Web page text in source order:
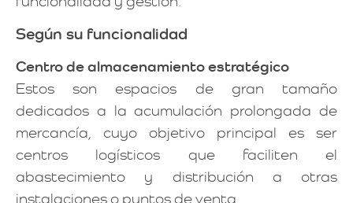
Según su funcionalidad
Centro de almacenamiento estratégico
Estos son espacios de gran tamaño
dedicados a la acumulación prolongada de
mercancía, cuyo objetivo principal es ser
centros logísticos que faciliten el
abastecimiento y distribución a otras
instalaciones o puntos de venta.